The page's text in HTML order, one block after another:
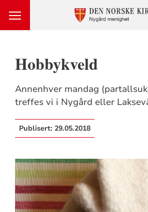
Hobbykveld
Annenhver mandag
treffes vi i Nygård eller
Publisert: 29.05.2018